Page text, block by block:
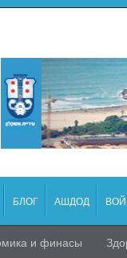
БЛОГ АШДОД
и финасы